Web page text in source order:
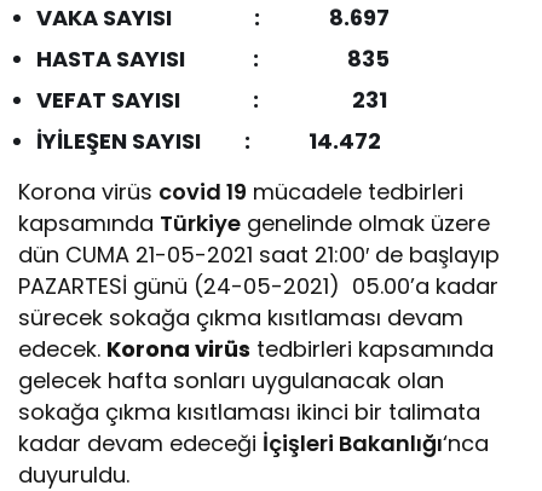
VAKA SAYISI : 8.697
HASTA SAYISI : 835
VEFAT SAYISI :
231
İYİLEŞEN SAYISI : 14.472
Korona virüs covid 19 mücadele tedbirleri
kapsamında Türkiye genelinde olmak üzere
dün CUMA 21-05-2021 saat 21:00′ de başlayıp
PAZARTESİ günü (24-05-2021) 05.00’a kadar
sürecek sokağa çıkma kısıtlaması devam
edecek. Korona virüs tedbirleri kapsamında
gelecek hafta sonları uygulanacak olan
sokağa çıkma kısıtlaması ikinci bir talimata
kadar devam edeceği İçişleri Bakanlığı‘nca
duyuruldu.